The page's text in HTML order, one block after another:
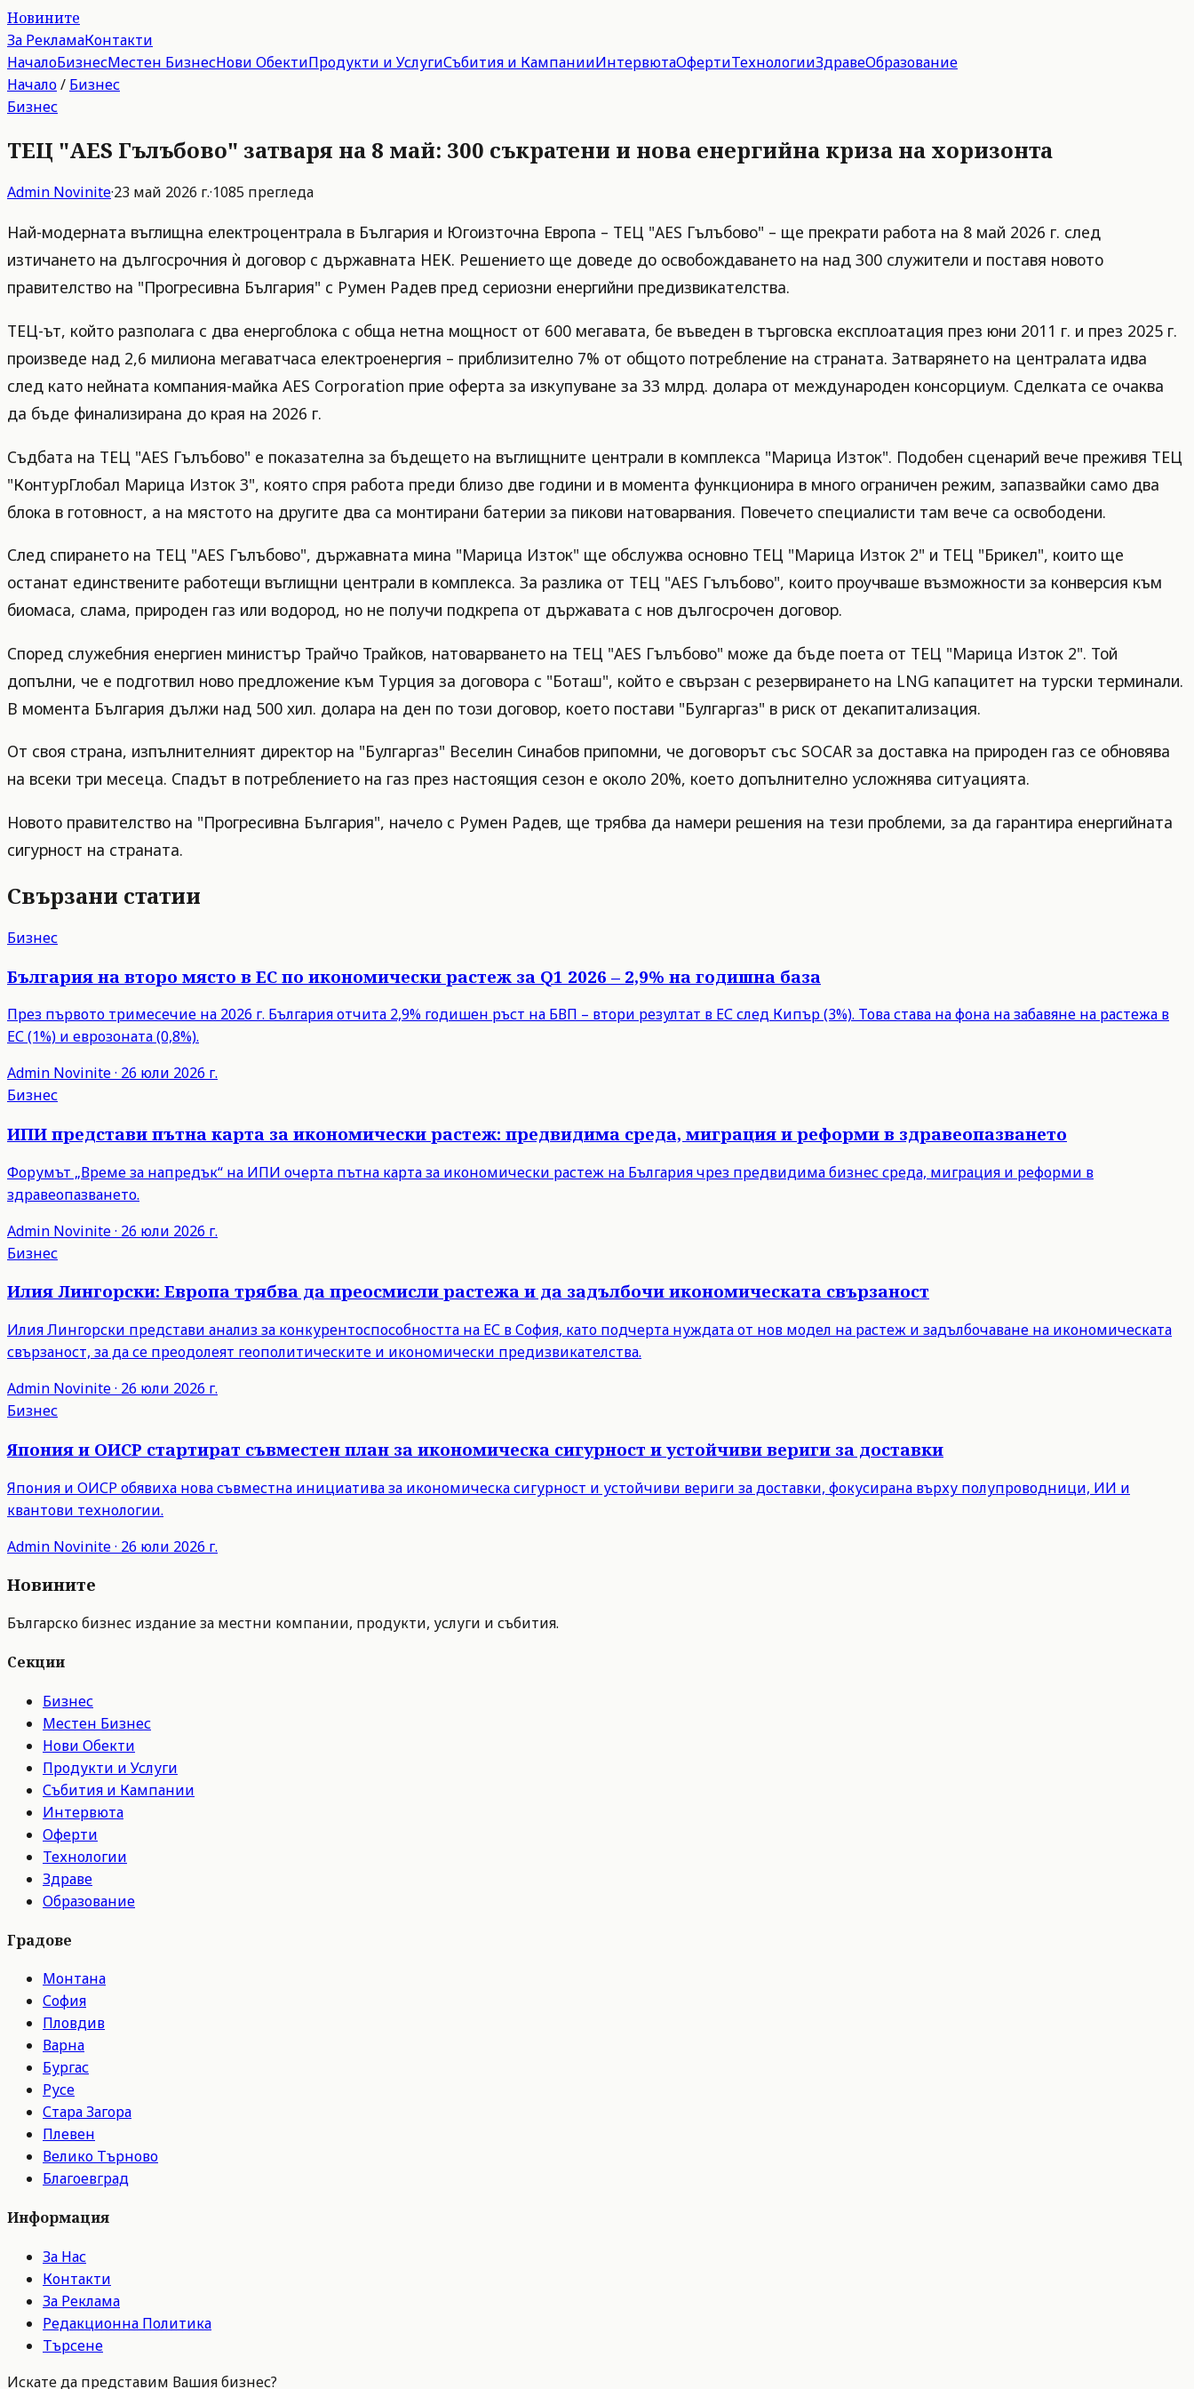
Новините
За РекламаКонтакти
НачалоБизнесМестен БизнесНови ОбектиПродукти и УслугиСъбития и КампанииИнтервютаОфертиТехнологииЗдравеОбразование
Начало/ Бизнес
Бизнес
ТЕЦ "AES Гълъбово" затваря на 8 май: 300 съкратени и нова енергийна криза на хоризонта
Admin Novinite·23 май 2026 г.·1085 прегледа
Най-модерната въглищна електроцентрала в България и Югоизточна Европа – ТЕЦ "AES Гълъбово" – ще прекрати работа на 8 май 2026 г. след
изтичането на дългосрочния ѝ договор с държавната НЕК. Решението ще доведе до освобождаването на над 300 служители и поставя новото
правителство на "Прогресивна България" с Румен Радев пред сериозни енергийни предизвикателства.
ТЕЦ-ът, който разполага с два енергоблока с обща нетна мощност от 600 мегавата, бе въведен в търговска експлоатация през юни 2011 г. и през 2025 г.
произведе над 2,6 милиона мегаватчаса електроенергия – приблизително 7% от общото потребление на страната. Затварянето на централата идва
след като нейната компания-майка AES Corporation прие оферта за изкупуване за 33 млрд. долара от международен консорциум. Сделката се очаква
да бъде финализирана до края на 2026 г.
Съдбата на ТЕЦ "AES Гълъбово" е показателна за бъдещето на въглищните централи в комплекса "Марица Изток". Подобен сценарий вече преживя ТЕЦ
"КонтурГлобал Марица Изток 3", която спря работа преди близо две години и в момента функционира в много ограничен режим, запазвайки само два
блока в готовност, а на мястото на другите два са монтирани батерии за пикови натоварвания. Повечето специалисти там вече са освободени.
След спирането на ТЕЦ "AES Гълъбово", държавната мина "Марица Изток" ще обслужва основно ТЕЦ "Марица Изток 2" и ТЕЦ "Брикел", които ще
останат единствените работещи въглищни централи в комплекса. За разлика от ТЕЦ "AES Гълъбово", които проучваше възможности за конверсия към
биомаса, слама, природен газ или водород, но не получи подкрепа от държавата с нов дългосрочен договор.
Според служебния енергиен министър Трайчо Трайков, натоварването на ТЕЦ "AES Гълъбово" може да бъде поета от ТЕЦ "Марица Изток 2". Той
допълни, че е подготвил ново предложение към Турция за договора с "Боташ", който е свързан с резервирането на LNG капацитет на турски терминали.
В момента България дължи над 500 хил. долара на ден по този договор, което постави "Булгаргаз" в риск от декапитализация.
От своя страна, изпълнителният директор на "Булгаргаз" Веселин Синабов припомни, че договорът със SOCAR за доставка на природен газ се обновява
на всеки три месеца. Спадът в потреблението на газ през настоящия сезон е около 20%, което допълнително усложнява ситуацията.
Новото правителство на "Прогресивна България", начело с Румен Радев, ще трябва да намери решения на тези проблеми, за да гарантира енергийната
сигурност на страната.
Свързани статии
Бизнес
България на второ място в ЕС по икономически растеж за Q1 2026 – 2,9% на годишна база
През първото тримесечие на 2026 г. България отчита 2,9% годишен ръст на БВП – втори резултат в ЕС след Кипър (3%). Това става на фона на забавяне на растежа в
ЕС (1%) и еврозоната (0,8%).
Admin Novinite· 26 юли 2026 г.
Бизнес
ИПИ представи пътна карта за икономически растеж: предвидима среда, миграция и реформи в здравеопазването
Форумът „Време за напредък“ на ИПИ очерта пътна карта за икономически растеж на България чрез предвидима бизнес среда, миграция и реформи в
здравеопазването.
Admin Novinite· 26 юли 2026 г.
Бизнес
Илия Лингорски: Европа трябва да преосмисли растежа и да задълбочи икономическата свързаност
Илия Лингорски представи анализ за конкурентоспособността на ЕС в София, като подчерта нуждата от нов модел на растеж и задълбочаване на икономическата
свързаност, за да се преодолеят геополитическите и икономически предизвикателства.
Admin Novinite· 26 юли 2026 г.
Бизнес
Япония и ОИСР стартират съвместен план за икономическа сигурност и устойчиви вериги за доставки
Япония и ОИСР обявиха нова съвместна инициатива за икономическа сигурност и устойчиви вериги за доставки, фокусирана върху полупроводници, ИИ и
квантови технологии.
Admin Novinite· 26 юли 2026 г.
Новините
Българско бизнес издание за местни компании, продукти, услуги и събития.
Секции
Бизнес
Местен Бизнес
Нови Обекти
Продукти и Услуги
Събития и Кампании
Интервюта
Оферти
Технологии
Здраве
Образование
Градове
Монтана
София
Пловдив
Варна
Бургас
Русе
Стара Загора
Плевен
Велико Търново
Благоевград
Информация
За Нас
Контакти
За Реклама
Редакционна Политика
Търсене
Искате да представим Вашия бизнес?